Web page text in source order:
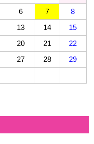
6 7
8
13 14
15
20 21
22
27 28
29